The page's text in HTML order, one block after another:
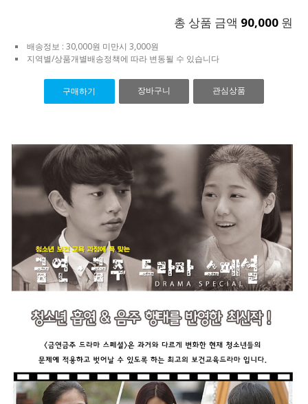
총 상품 금액 90,000 원
배송정보 : 30,000원 미만시 3,000원
지역별/상품개별배송정책에 따라 변동될 수 있습니다
구매하기 장바구니 관심상품